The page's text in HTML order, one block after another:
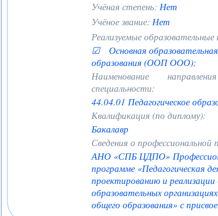
Учёная степень: Нет
Учёное звание: Нет
Реализуемые
☑ Основная
образования (ООП ООО);
Наименование
специальности:
44.04.01 Педагогическое
Квалификация (по диплому):
Бакалавр
Сведения о профессиональной
АНО «СПБ ЦДПО»
программе «Педагогическая
проектированию и реализации
образовательных
общего образования» с